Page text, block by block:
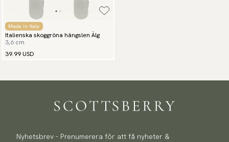
Made in Italy
Italienska skoggröna hängslen Älg
3,6 cm
39.99 USD
Nyhetsbrev - Prenumerera för att få nyheter &